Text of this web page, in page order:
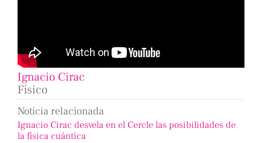
Ignacio Cirac
Físico
Noticia relacionada
Ignacio Cirac desvela en el Cercle las posibilidades de
la física cuántica